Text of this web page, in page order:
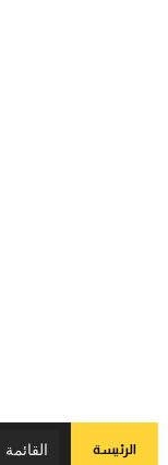
الرئيسة